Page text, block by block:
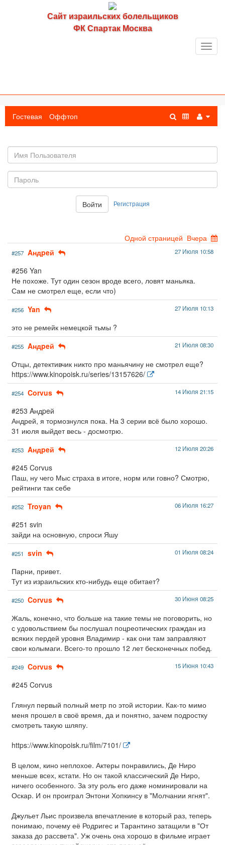
Сайт израильских болельщиков
ФК Спартак Москва
Гостевая Оффтоп
пользователя
Войти Регистрация
Одной страницей Вчера
#257 Aндpeй 27 Июля 10:58
#256 Yan
Не похоже. Тут один сезон вроде всего, ловят маньяка.
Сам не смотрел еще, если что)
#256 Yan 27 Июля 10:13
это не ремейк немецкой тьмы ?
#255 Aндpeй 21 Июля 08:30
Отцы, детективчик никто про маньячину не смотрел еще?
https://www.kinopoisk.ru/series/13157626/
#254 Corvus 14 Июля 21:15
#253 Aндpeй
Андрей, я тормознулся пока. На 3 серии всё было хорошо.
31 июля выйдет весь - досмотрю.
#253 Aндpeй 12 Июля 20:26
#245 Corvus
Паш, ну чего Мыс страха в итоге, норм или говно? Смотрю,
рейтинги так себе
#252 Troyan 06 Июля 16:27
#251 svin
зайди на основную, спроси Яшу
#251 svin 01 Июля 08:24
Парни, привет.
Тут из израильских кто-нибудь еще обитает?
#250 Corvus 30 Июня 08:25
Жаль, конечно, что больше на такие темы не поговорить, но
с удовольствием бы послушал поцреотических граждан из
всяких пердей уровня Владимир - как они там заправляют
свои колымаги. Всего-то прошло 12 лет бесконечных побед.
#249 Corvus 15 Июня 10:43
#245 Corvus
Глянул первый полный метр по этой истории. Как-то мимо
меня прошел в своё время, да и понятно, зачем подростку
смотреть такую шляпу.
https://www.kinopoisk.ru/film/7101/
В целом, кино неплохое. Актеры понравились, Де Ниро
меньше всех, кстати. Но он такой классический Де Ниро,
ничего особенного. За эту роль его даже номинировали на
Оскар. И он проиграл Энтони Хопкинсу в "Молчании ягнят".
Джульет Льис произвела впечатление в который раз, теперь
понимаю, почему её Родригес и Тарантино затащили в "От
заказа до рассвета". Уж очень она хорошо в фильме играет